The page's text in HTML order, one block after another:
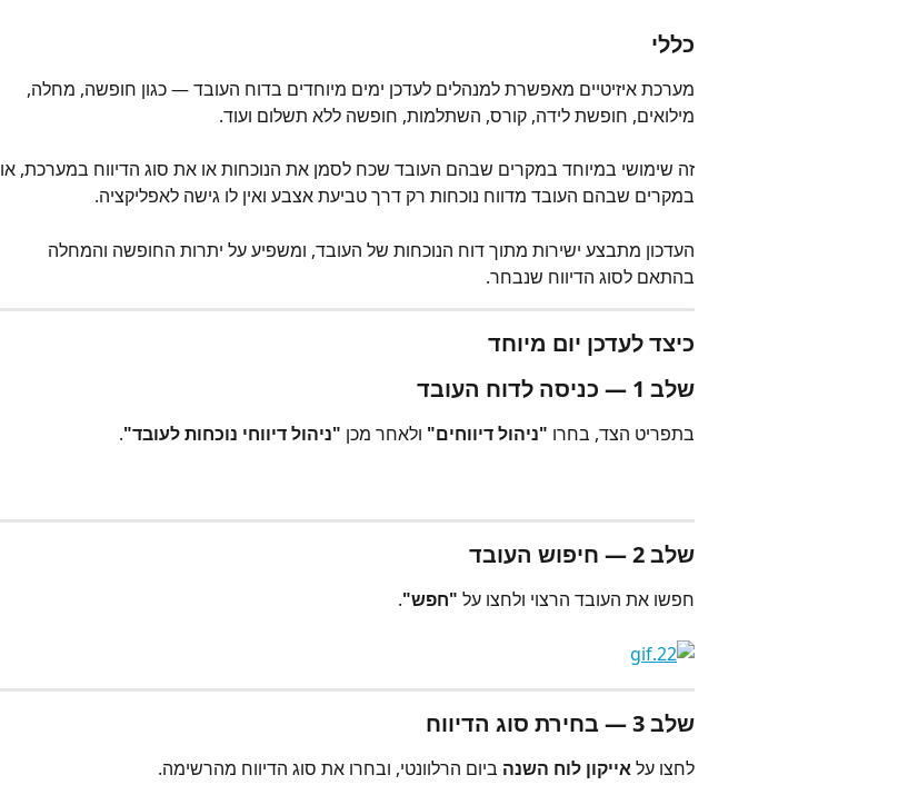
כללי
מערכת איזיטיים מאפשרת למנהלים לעדכן ימים מיוחדים בדוח העובד — כגון חופשה, מחלה,
מילואים, חופשת לידה, קורס, השתלמות, חופשה ללא תשלום ועוד.
זה שימושי במיוחד במקרים שבהם העובד שכח לסמן את הנוכחות או את סוג הדיווח במערכת, או
במקרים שבהם העובד מדווח נוכחות רק דרך טביעת אצבע ואין לו גישה לאפליקציה.
העדכון מתבצע ישירות מתוך דוח הנוכחות של העובד, ומשפיע על יתרות החופשה והמחלה
בהתאם לסוג הדיווח שנבחר.
כיצד לעדכן יום מיוחד
שלב 1 — כניסה לדוח העובד
בתפריט הצד, בחרו "ניהול דיווחים" ולאחר מכן "ניהול דיווחי נוכחות לעובד".
שלב 2 — חיפוש העובד
חפשו את העובד הרצוי ולחצו על "חפש".
שלב 3 — בחירת סוג הדיווח
לחצו על אייקון לוח השנה ביום הרלוונטי, ובחרו את סוג הדיווח מהרשימה.